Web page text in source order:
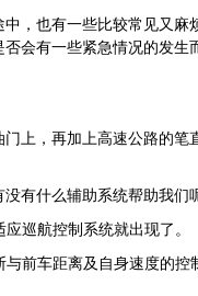
，也有一些比较常见又麻
会有一些紧急情况的发生
上，再加上高速公路的笔
有什么辅助系统帮助我们
巡航控制系统就出现了。
前车距离及自身速度的